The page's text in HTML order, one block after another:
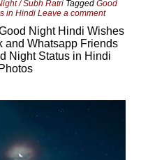
/ Subh Ratri TaggedGood
in Hindi Leave a comment
Night Hindi Wishes
and Whatsapp Friends
Night Status in Hindi